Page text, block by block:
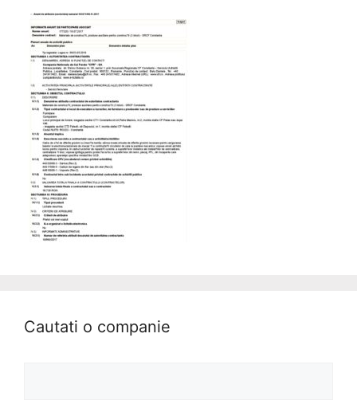
Cautati o companie